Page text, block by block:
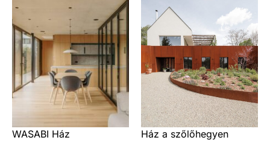
WASABI Ház Ház a szőlőhegyen